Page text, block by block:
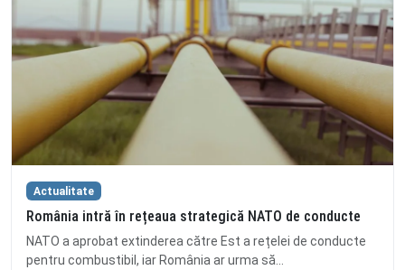
Actualitate
România intră în rețeaua strategică NATO de conducte
NATO a aprobat extinderea către Est a rețelei de conducte
pentru combustibil, iar România ar urma să...